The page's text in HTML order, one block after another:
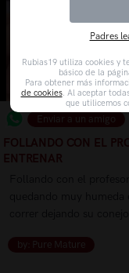
Enviar a un amigo
FOLLANDO CON EL
ENTRENAR
by: Pure Mature
Padres
Rubias19 utiliza cookies y
básico de la
Para obtener más
de cookies. Al aceptar
que utilicemos